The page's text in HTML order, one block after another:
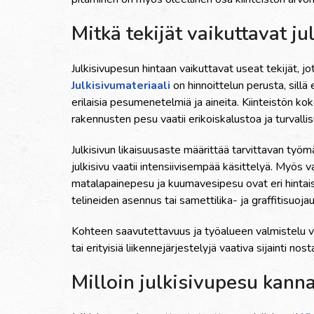
Mitkä tekijät vaikuttavat
Julkisivupesun hintaan vaikuttavat useat tekijät,
Julkisivumateriaali on hinnoittelun perusta,
erilaisia pesumenetelmiä ja aineita. Kiinteistön
rakennusten pesu vaatii erikoiskalustoa ja
Julkisivun likaisuusaste määrittää tarvittavan
julkisivu vaatii intensiivisempää käsittelyä. Myös
matalapainepesu ja kuumavesipesu ovat eri
telineiden asennus tai samettilika- ja
Kohteen saavutettavuus ja työalueen valmistelu
tai erityisiä liikennejärjestelyjä vaativa sijainti
Milloin julkisivupesu